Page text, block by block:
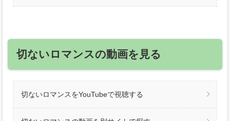
切ないロマンスの動画を見る
切ないロマンスをYouTubeで視聴する